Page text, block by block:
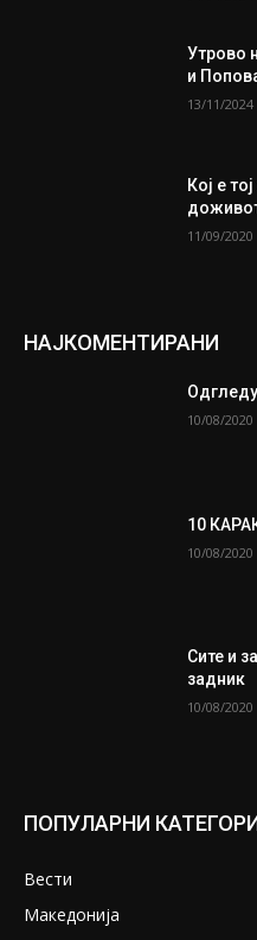
Утрово
и
13/11/2024
Кој е
11/09/2020
НАЈКОМЕНТИРАНИ
10/08/2020
10
10/08/2020
Сите и
задник
10/08/2020
ПОПУЛАРНИ
Вести
Македонија